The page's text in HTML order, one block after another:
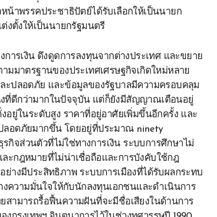
น้าพรรคประชาธิปัตย์ได้รับเลือกให้เป็นนายก
งตั้งให้เป็นนายกรัฐมนตรี
ารเงิน ดึงดูดการลงทุนจากต่างประเทศ และขยาย
มมาตรฐานของประเทศเศรษฐกิจเกิดใหม่หลาย
ะปลอดภัย และข้อมูลของรัฐบาลมีความครอบคลุม
ที่ดีกว่ามากในปัจจุบัน แต่ก็ยังมีสัญญาณเตือนอยู่
อยู่ในระดับสูง ราคาที่อยู่อาศัยเพิ่มขึ้นอีกครั้ง และ
ลอดภัยมากขึ้น โดยอยู่ที่ประมาณ ninety
กิจส่วนตัวที่ไม่ใช่ทางการเงิน ระบบการศึกษาไม่
ะกฎหมายที่ไม่น่าเชื่อถือและการบังคับใช้กฎ
างมีประสิทธิภาพ ระบบการเมืองที่ได้รับผลกระทบ
ความมั่นใจให้กับนักลงทุนเอกชนและดำเนินการ
สามารถรื้อฟื้นความฝันที่จะมีชื่อเสียงในด้านการ